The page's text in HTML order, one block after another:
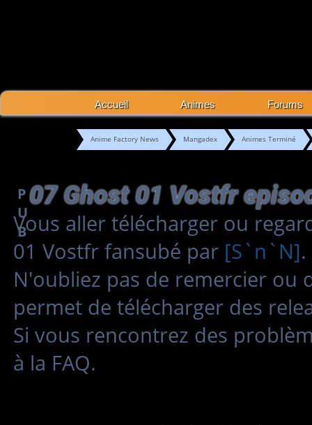
Accueil Animes Forums
Anime Factory News Mangadex Animes Terminé
P
U
B
07 Ghost 01 Vostfr
Vous aller télécharger ou
01 Vostfr fansubé par [S`n`N].
N'oubliez pas de remercier ou
permet de télécharger des
Si vous rencontrez des
à la FAQ.